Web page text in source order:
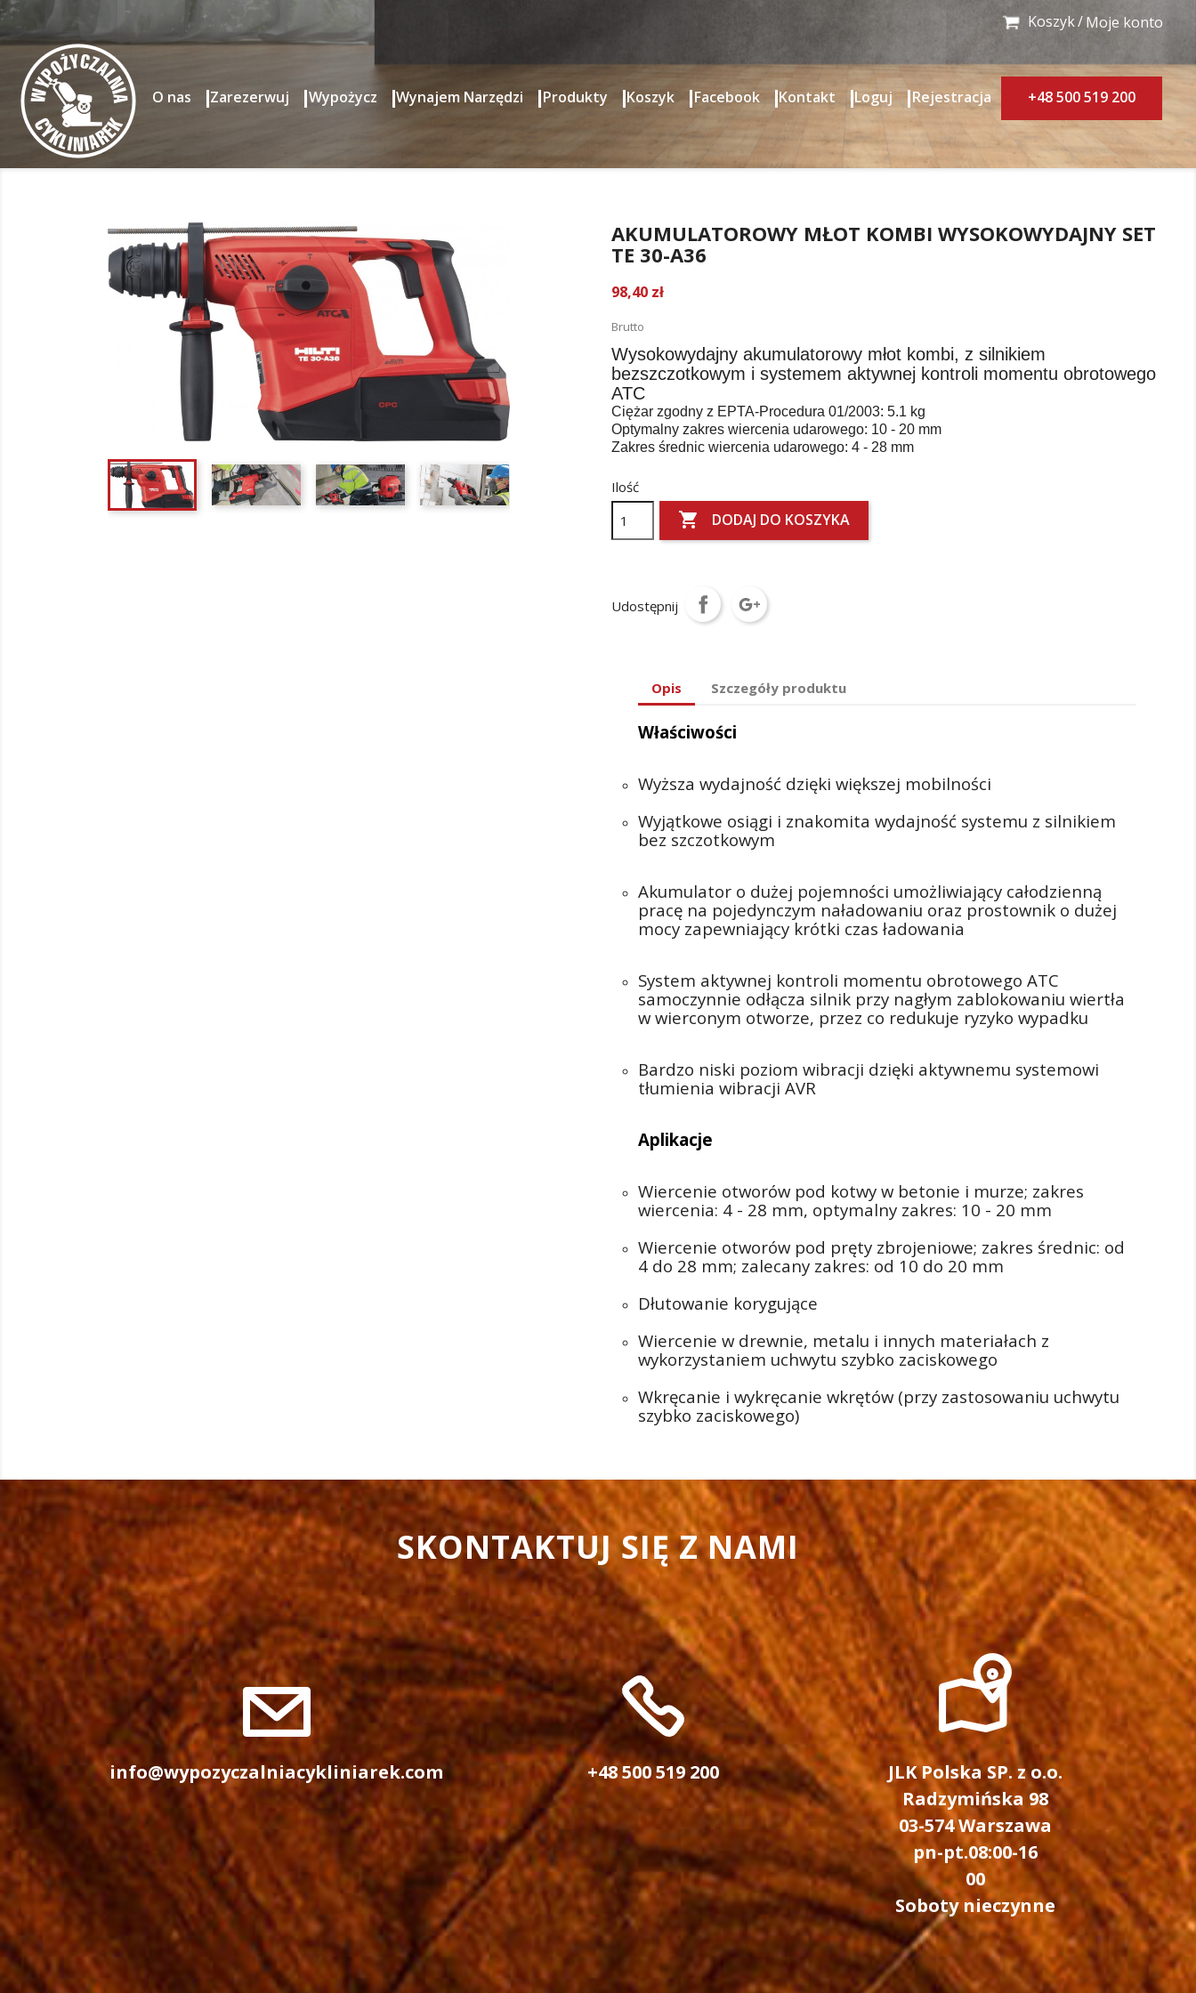
Koszyk Moje konto
O nas Zarezerwuj Wypożycz Wynajem Narzędzi Produkty Koszyk Facebook Kontakt Loguj Rejestracja +48 500 519 200
AKUMULATOROWY MŁOT KOMBI WYSOKOWYDAJNY SET
TE 30-A36
98,40 zł
Brutto
Wysokowydajny akumulatorowy młot kombi, z silnikiem
bezszczotkowym i systemem aktywnej kontroli momentu obrotowego
ATC
Ciężar zgodny z EPTA-Procedura 01/2003: 5.1 kg
Optymalny zakres wiercenia udarowego: 10 - 20 mm
Zakres średnic wiercenia udarowego: 4 - 28 mm
Ilość
 DODAJ DO KOSZYKA
Udostępnij
Opis Szczegóły produktu
Właściwości
Wyższa wydajność dzięki większej mobilności
Wyjątkowe osiągi i znakomita wydajność systemu z silnikiem
bez szczotkowym
Akumulator o dużej pojemności umożliwiający całodzienną
pracę na pojedynczym naładowaniu oraz prostownik o dużej
mocy zapewniający krótki czas ładowania
System aktywnej kontroli momentu obrotowego ATC
samoczynnie odłącza silnik przy nagłym zablokowaniu wiertła
w wierconym otworze, przez co redukuje ryzyko wypadku
Bardzo niski poziom wibracji dzięki aktywnemu systemowi
tłumienia wibracji AVR
Aplikacje
Wiercenie otworów pod kotwy w betonie i murze; zakres
wiercenia: 4 - 28 mm, optymalny zakres: 10 - 20 mm
Wiercenie otworów pod pręty zbrojeniowe; zakres średnic: od
4 do 28 mm; zalecany zakres: od 10 do 20 mm
Dłutowanie korygujące
Wiercenie w drewnie, metalu i innych materiałach z
wykorzystaniem uchwytu szybko zaciskowego
Wkręcanie i wykręcanie wkrętów (przy zastosowaniu uchwytu
szybko zaciskowego)
SKONTAKTUJ SIĘ Z NAMI
info@wypozyczalniacykliniarek.com +48 500 519 200
JLK Polska SP. z o.o.
Radzymińska 98
03-574 Warszawa
pn-pt.08:00-16
00
Soboty nieczynne